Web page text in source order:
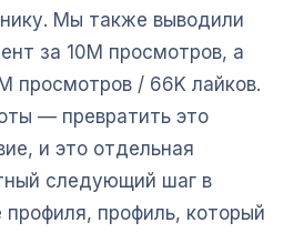
Мы также выводили
за 10M просмотров, а
просмотров / 66K лайков.
— превратить это
и это отдельная
следующий шаг в
профиль, который